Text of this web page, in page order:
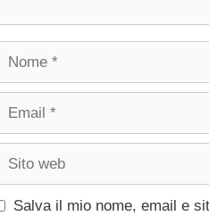
Nome
Email
Sito
Salva il mio nome, email e